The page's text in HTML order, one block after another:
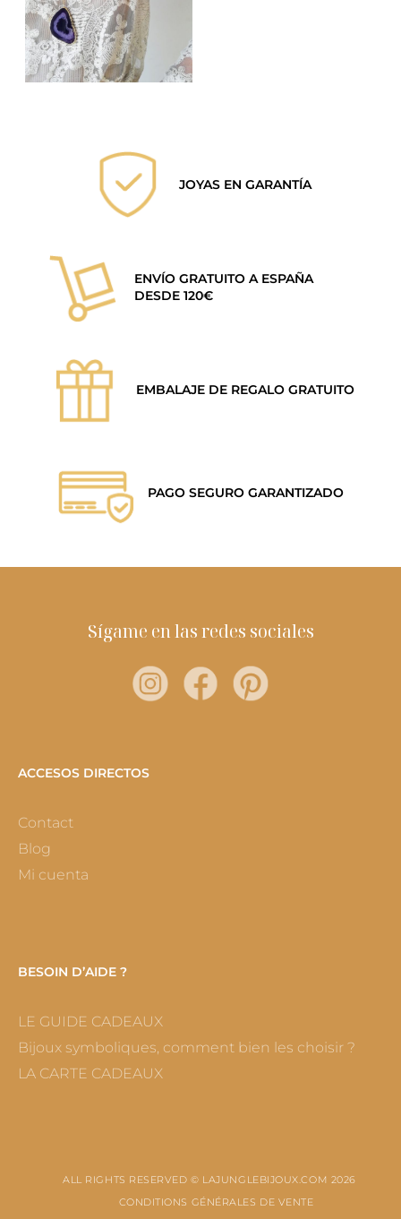
JOYAS EN GARANTÍA
ENVÍO GRATUITO A ESPAÑA
DESDE 120€
EMBALAJE DE REGALO GRATUITO
PAGO SEGURO GARANTIZADO
Sígame en las redes sociales
ACCESOS DIRECTOS
Contact
Blog
Mi cuenta
BESOIN D’AIDE ?
LE GUIDE CADEAUX
Bijoux symboliques, comment bien les choisir ?
LA CARTE CADEAUX
ALL RIGHTS RESERVED © LAJUNGLEBIJOUX.COM 2026
CONDITIONS GÉNÉRALES DE VENTE